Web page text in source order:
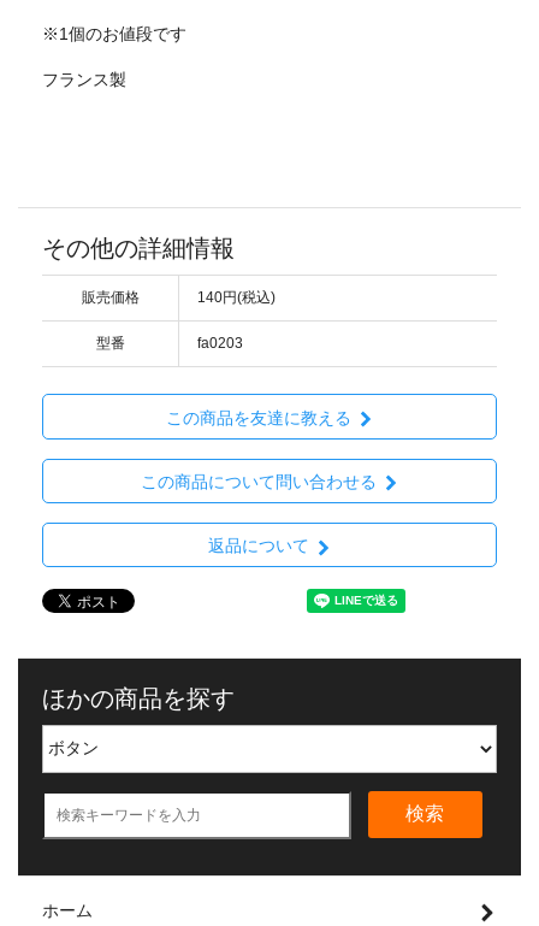
※1個のお値段です
フランス製
その他の詳細情報
販売価格 140円(税込)
型番 fa0203
この商品を友達に教える
この商品について問い合わせる
返品について
ほかの商品を探す
検索
ホーム